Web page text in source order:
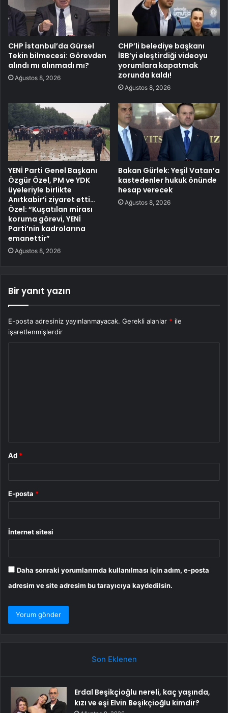
CHP İstanbul’da Gürsel
Tekin bilmecesi: Görevden
alındı mı alınmadı mı?
Ağustos 8, 2026
CHP’li belediye başkanı
İBB’yi eleştirdiği videoyu
yorumlara kapatmak
zorunda kaldı!
Ağustos 8, 2026
YENİ Parti Genel Başkanı
Özgür Özel, PM ve YDK
üyeleriyle birlikte
Anıtkabir’i ziyaret etti…
Özel: “Kuşatılan mirası
koruma görevi, YENİ
Parti’nin kadrolarına
emanettir”
Ağustos 8, 2026
Bakan Gürlek: Yeşil Vatan’a
kastedenler hukuk önünde
hesap verecek
Ağustos 8, 2026
Bir yanıt yazın
E-posta adresiniz yayınlanmayacak. Gerekli alanlar * ile
işaretlenmişlerdir
Ad *
E-posta *
İnternet sitesi
Daha sonraki yorumlarımda kullanılması için adım, e-posta
adresim ve site adresim bu tarayıcıya kaydedilsin.
Son Eklenen
Erdal Beşikçioğlu nereli, kaç yaşında,
kızı ve eşi Elvin Beşikçioğlu kimdir?